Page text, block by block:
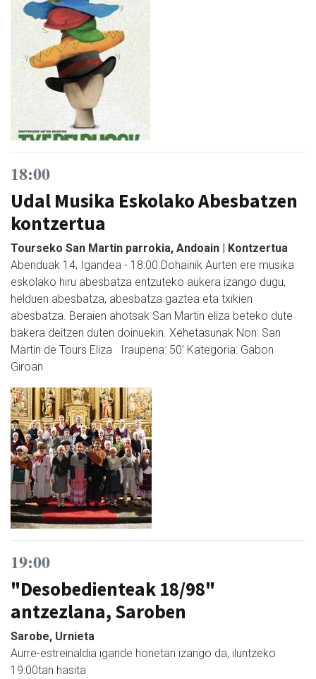
18:00
Udal Musika Eskolako Abesbatzen
kontzertua
Tourseko San Martin parrokia, Andoain | Kontzertua
Abenduak 14, Igandea - 18:00 Dohainik Aurten ere musika
eskolako hiru abesbatza entzuteko aukera izango dugu,
helduen abesbatza, abesbatza gaztea eta txikien
abesbatza. Beraien ahotsak San Martin eliza beteko dute
bakera deitzen duten doinuekin. Xehetasunak Non: San
Martin de Tours Eliza Iraupena: 50’ Kategoria: Gabon
Giroan
19:00
"Desobedienteak 18/98"
antzezlana, Saroben
Sarobe, Urnieta
Aurre-estreinaldia igande honetan izango da, iluntzeko
19:00tan hasita